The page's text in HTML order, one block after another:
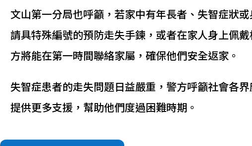
文山第一分局也呼籲，若家中有年長者、失智症狀
請具特殊編號的預防走失手鍊，或者在家人身上佩
方將能在第一時間聯絡家屬，確保他們安全返家。
失智症患者的走失問題日益嚴重，警方呼籲社會各
提供更多支援，幫助他們度過困難時期。